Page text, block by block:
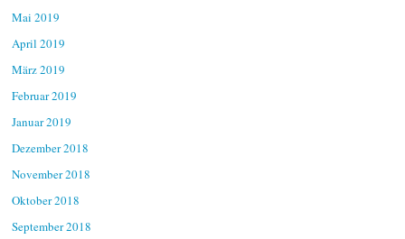
Mai 2019
April 2019
März 2019
Februar 2019
Januar 2019
Dezember 2018
November 2018
Oktober 2018
September 2018